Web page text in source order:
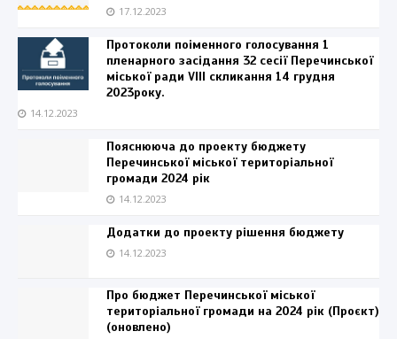
17.12.2023
Протоколи поіменного голосування 1
пленарного засідання 32 сесії Перечинської
міської ради VIII скликання 14 грудня
2023року.
14.12.2023
Пояснююча до проекту бюджету
Перечинської міської територіальної
громади 2024 рік
14.12.2023
Додатки до проекту рішення бюджету
14.12.2023
Про бюджет Перечинської міської
територіальної громади на 2024 рік (Проєкт)
(оновлено)